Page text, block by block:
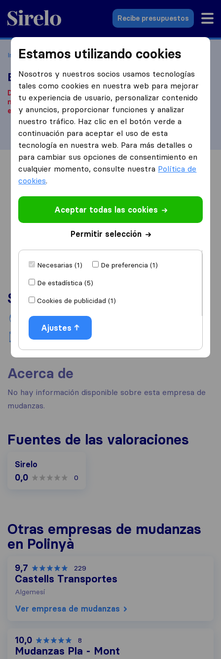
Sirelo.es
Recibe presupuestos
Inicio Empresas de mudanzas Polinyà Erukar
Erukar
De acuerdo con nuestra información, esta empresa de
mudanzas ya no está operativa.¿Estás buscando una
empresa de mudanzas? Haz clicaquí.
Información Valoraciones Fuentes
Servicios
Mudanzas internacionales
Mudanzas nacionales
Acerca de
No hay información disponible sobre esta empresa de
mudanzas.
Fuentes de las valoraciones
Sirelo
0,0 0
Otras empresas de mudanzas
en Polinyà
9,7 229
Castells Transportes
Algemesí
Ver empresa de mudanzas
10,0 8
Mudanzas Pla - Mont
Estamos utilizando cookies
Nosotros y nuestros socios usamos tecnologías
tales como cookies en nuestra web para mejorar
tu experiencia de usuario, personalizar contenido
y anuncios, proporcionar funciones y analizar
nuestro tráfico. Haz clic en el botón verde a
continuación para aceptar el uso de esta
tecnología en nuestra web. Para más detalles o
para cambiar sus opciones de consentimiento en
cualquier momento, consulte nuestra Política de
cookies.
Aceptar todas las cookies
Permitir selección
Necesarias (1)
De preferencia (1)
De estadística (5)
Cookies de publicidad (1)
Ajustes